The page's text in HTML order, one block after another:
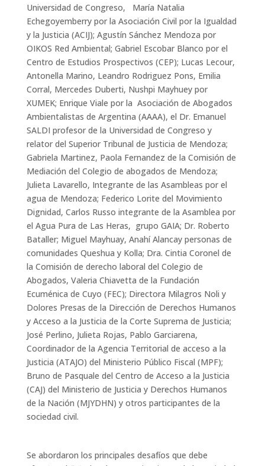
Universidad de Congreso, María Natalia
Echegoyemberry por la Asociación Civil por la Igualdad
y la Justicia (ACIJ); Agustín Sánchez Mendoza por
OIKOS Red Ambiental; Gabriel Escobar Blanco por el
Centro de Estudios Prospectivos (CEP); Lucas Lecour,
Antonella Marino, Leandro Rodriguez Pons, Emilia
Corral, Mercedes Duberti, Nushpi Mayhuey por
XUMEK; Enrique Viale por la Asociación de Abogados
Ambientalistas de Argentina (AAAA), el Dr. Emanuel
SALDI profesor de la Universidad de Congreso y
relator del Superior Tribunal de Justicia de Mendoza;
Gabriela Martinez, Paola Fernandez de la Comisión de
Mediación del Colegio de abogados de Mendoza;
Julieta Lavarello, Integrante de las Asambleas por el
agua de Mendoza; Federico Lorite del Movimiento
Dignidad, Carlos Russo integrante de la Asamblea por
el Agua Pura de Las Heras, grupo GAIA; Dr. Roberto
Bataller; Miguel Mayhuay, Anahí Alancay personas de
comunidades Queshua y Kolla; Dra. Cintia Coronel de
la Comisión de derecho laboral del Colegio de
Abogados, Valeria Chiavetta de la Fundación
Ecuménica de Cuyo (FEC); Directora Milagros Noli y
Dolores Presas de la Dirección de Derechos Humanos
y Acceso a la Justicia de la Corte Suprema de Justicia;
José Perlino, Julieta Rojas, Pablo Garciarena,
Coordinador de la Agencia Territorial de acceso a la
Justicia (ATAJO) del Ministerio Público Fiscal (MPF);
Bruno de Pasquale del Centro de Acceso a la Justicia
(CAJ) del Ministerio de Justicia y Derechos Humanos
de la Nación (MJYDHN) y otros participantes de la
sociedad civil.
Se abordaron los principales desafíos que debe